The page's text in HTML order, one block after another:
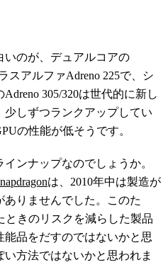
いのが、デュアルコアの
スアルファAdreno 225で、シ
305/320は世代的に新し
しずつランクアップしてい
の性能が低そうです。
ンナップなのでしょうか。
は、2010年中は製造が
りませんでした。このた
ときのリスクを減らした製品
品をだすのではないかと思
い方法ではないかと思われま